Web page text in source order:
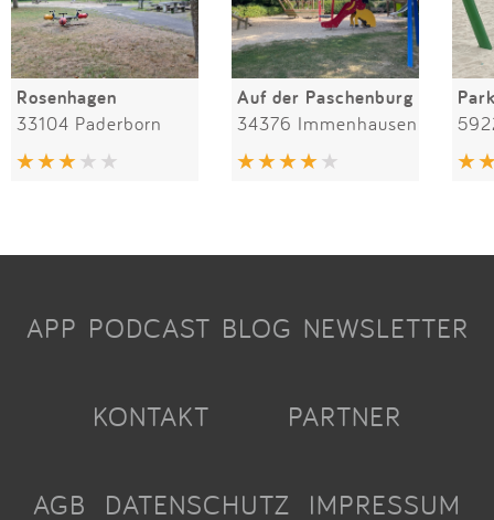
Rosenhagen
33104 Paderborn
Auf der Paschenburg
34376 Immenhausen
APP PODCAST BLOG NEWSLETTER
KONTAKT PARTNER
AGB DATENSCHUTZ IMPRESSUM